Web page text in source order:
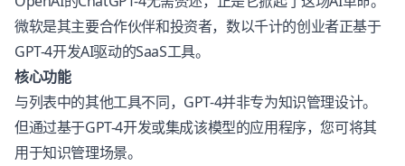
微软是其主要合作伙伴和投资者，数以千计的创业者正基于
GPT-4开发AI驱动的SaaS工具。
核心功能
与列表中的其他工具不同，GPT-4并非专为知识管理设计。
但通过基于GPT-4开发或集成该模型的应用程序，您可将其
用于知识管理场景。